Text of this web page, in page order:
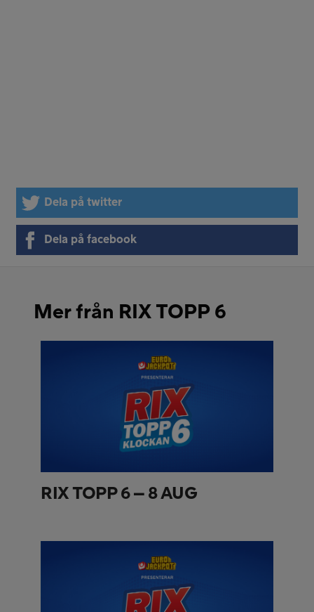
Dela på twitter
Dela på facebook
Mer från RIX TOPP 6
RIX TOPP 6 – 8 AUG